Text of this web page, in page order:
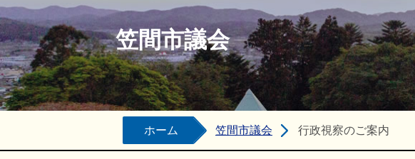
笠間市議会
ホーム 笠間市議会 行政視察のご案内